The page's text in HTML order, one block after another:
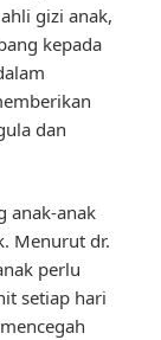
gizi anak,
kepada
dan
anak-anak
Menurut dr.
perlu
setiap hari